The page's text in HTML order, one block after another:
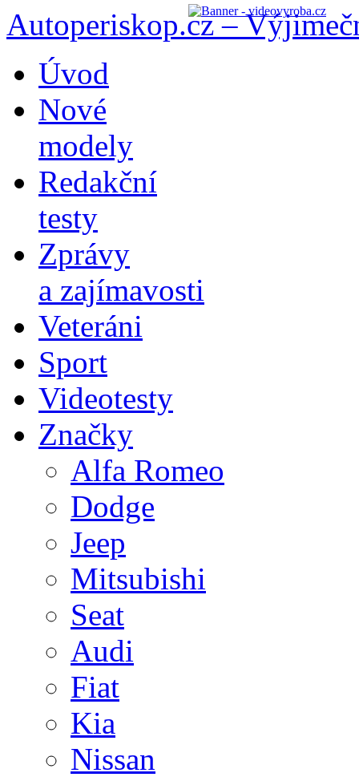
Autoperiskop.cz –
obsahu
webu
Úvod
Nové
modely
Redakční
testy
Zprávy
a zajímavosti
Veteráni
Sport
Videotesty
Značky
Alfa Romeo
Dodge
Jeep
Mitsubishi
Seat
Audi
Fiat
Kia
Nissan